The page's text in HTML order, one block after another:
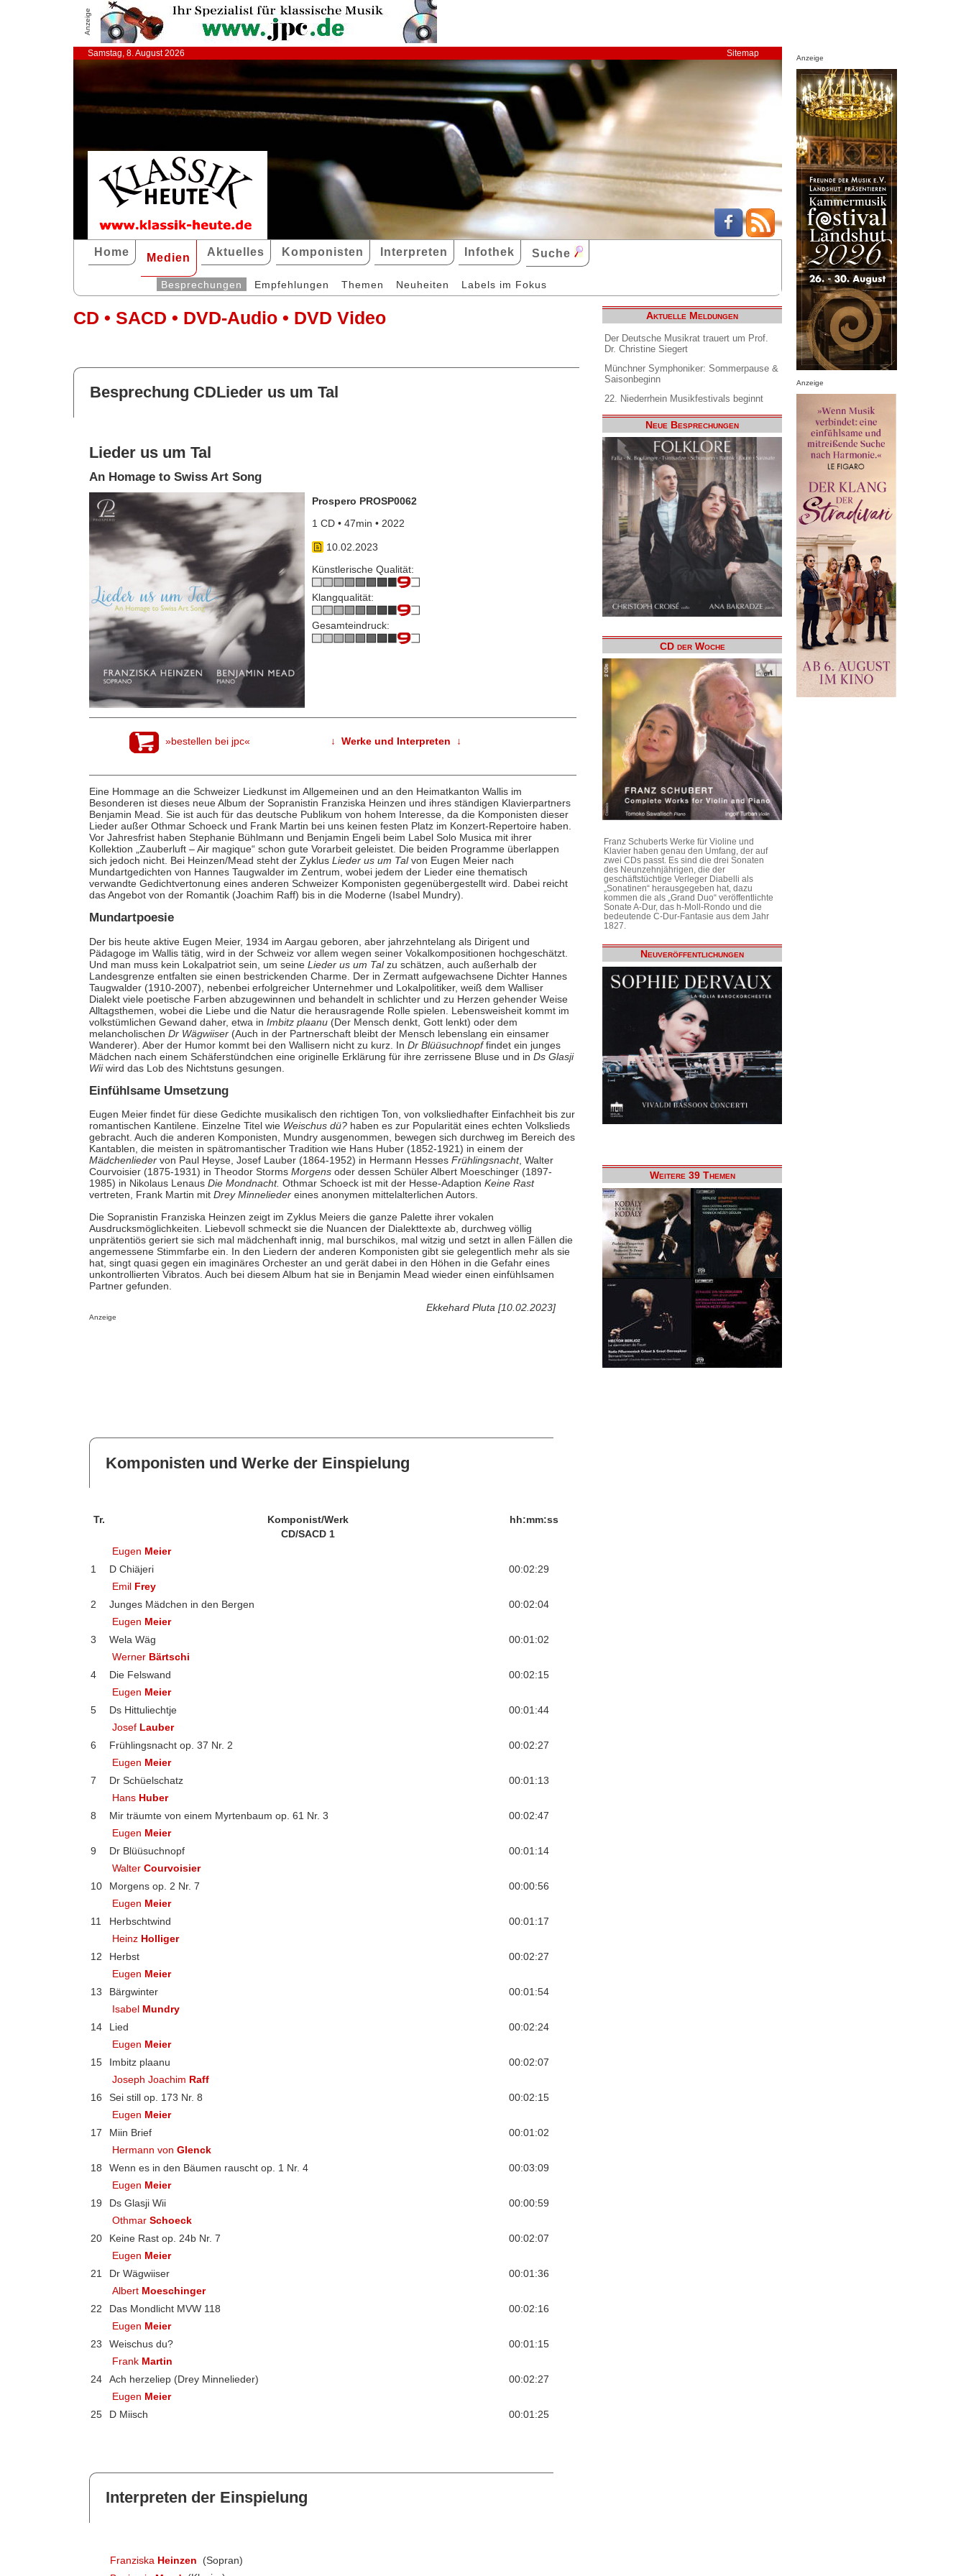
Anzeige
Samstag, 8. August 2026 Sitemap
Home Medien Aktuelles Komponisten Interpreten Infothek Suche
Besprechungen Empfehlungen Themen Neuheiten Labels im Fokus
CD • SACD • DVD-Audio • DVD Video
Besprechung CDLieder us um Tal
Lieder us um Tal
An Homage to Swiss Art Song
Prospero PROSP0062
1 CD • 47min • 2022
10.02.2023
Künstlerische Qualität:
Klangqualität:
Gesamteindruck:
»bestellen bei jpc« ↓ Werke und Interpreten ↓
Eine Hommage an die Schweizer Liedkunst im Allgemeinen und an den Heimatkanton Wallis im
Besonderen ist dieses neue Album der Sopranistin Franziska Heinzen und ihres ständigen Klavierpartners
Benjamin Mead. Sie ist auch für das deutsche Publikum von hohem Interesse, da die Komponisten dieser
Lieder außer Othmar Schoeck und Frank Martin bei uns keinen festen Platz im Konzert-Repertoire haben.
Vor Jahresfrist haben Stephanie Bühlmann und Benjamin Engeli beim Label Solo Musica mit ihrer
Kollektion „Zauberluft – Air magique“ schon gute Vorarbeit geleistet. Die beiden Programme überlappen
sich jedoch nicht. Bei Heinzen/Mead steht der Zyklus Lieder us um Talvon Eugen Meier nach
Mundartgedichten von Hannes Taugwalder im Zentrum, wobei jedem der Lieder eine thematisch
verwandte Gedichtvertonung eines anderen Schweizer Komponisten gegenübergestellt wird. Dabei reicht
das Angebot von der Romantik (Joachim Raff) bis in die Moderne (Isabel Mundry).
Mundartpoesie
Der bis heute aktive Eugen Meier, 1934 im Aargau geboren, aber jahrzehntelang als Dirigent und
Pädagoge im Wallis tätig, wird in der Schweiz vor allem wegen seiner Vokalkompositionen hochgeschätzt.
Und man muss kein Lokalpatriot sein, um seine Lieder us um Talzu schätzen, auch außerhalb der
Landesgrenze entfalten sie einen bestrickenden Charme. Der in Zermatt aufgewachsene Dichter Hannes
Taugwalder (1910-2007), nebenbei erfolgreicher Unternehmer und Lokalpolitiker, weiß dem Walliser
Dialekt viele poetische Farben abzugewinnen und behandelt in schlichter und zu Herzen gehender Weise
Alltagsthemen, wobei die Liebe und die Natur die herausragende Rolle spielen. Lebensweisheit kommt im
volkstümlichen Gewand daher, etwa in Imbitz plaanu(Der Mensch denkt, Gott lenkt) oder dem
melancholischen Dr Wägwiiser(Auch in der Partnerschaft bleibt der Mensch lebenslang ein einsamer
Wanderer). Aber der Humor kommt bei den Wallisern nicht zu kurz. In Dr Blüüsuchnopffindet ein junges
Mädchen nach einem Schäferstündchen eine originelle Erklärung für ihre zerrissene Bluse und in Ds Glasji
Wiiwird das Lob des Nichtstuns gesungen.
Einfühlsame Umsetzung
Eugen Meier findet für diese Gedichte musikalisch den richtigen Ton, von volksliedhafter Einfachheit bis zur
romantischen Kantilene. Einzelne Titel wie Weischus dü?haben es zur Popularität eines echten Volkslieds
gebracht. Auch die anderen Komponisten, Mundry ausgenommen, bewegen sich durchweg im Bereich des
Kantablen, die meisten in spätromantischer Tradition wie Hans Huber (1852-1921) in einem der
Mädchenlieder von Paul Heyse, Josef Lauber (1864-1952) in Hermann Hesses Frühlingsnacht, Walter
Courvoisier (1875-1931) in Theodor Storms Morgensoder dessen Schüler Albert Moeschinger (1897-
1985) in Nikolaus Lenaus Die Mondnacht. Othmar Schoeck ist mit der Hesse-Adaption Keine Rast
vertreten, Frank Martin mit Drey Minneliedereines anonymen mittelalterlichen Autors.
Die Sopranistin Franziska Heinzen zeigt im Zyklus Meiers die ganze Palette ihrer vokalen
Ausdrucksmöglichkeiten. Liebevoll schmeckt sie die Nuancen der Dialekttexte ab, durchweg völlig
unprätentiös geriert sie sich mal mädchenhaft innig, mal burschikos, mal witzig und setzt in allen Fällen die
angemessene Stimmfarbe ein. In den Liedern der anderen Komponisten gibt sie gelegentlich mehr als sie
hat, singt quasi gegen ein imaginäres Orchester an und gerät dabei in den Höhen in die Gefahr eines
unkontrollierten Vibratos. Auch bei diesem Album hat sie in Benjamin Mead wieder einen einfühlsamen
Partner gefunden.
Ekkehard Pluta [10.02.2023]
Anzeige
Komponisten und Werke der Einspielung
Tr. Komponist/Werk
hh:mm:ss
CD/SACD 1
Eugen Meier
1
D Chiäjeri
00:02:29
Emil Frey
2
Junges Mädchen in den Bergen
00:02:04
Eugen Meier
3
Wela Wäg
00:01:02
Werner Bärtschi
4
Die Felswand
00:02:15
Eugen Meier
5
Ds Hittuliechtje
00:01:44
Josef Lauber
6
Frühlingsnacht op. 37 Nr. 2
00:02:27
Eugen Meier
7
Dr Schüelschatz
00:01:13
Hans Huber
8
Mir träumte von einem Myrtenbaum op. 61 Nr. 3
00:02:47
Eugen Meier
9
Dr Blüüsuchnopf
00:01:14
WalterCourvoisier
10
Morgens op. 2 Nr. 7
00:00:56
Eugen Meier
11
Herbschtwind
00:01:17
Heinz Holliger
12
Herbst
00:02:27
Eugen Meier
13
Bärgwinter
00:01:54
Isabel Mundry
14
Lied
00:02:24
Eugen Meier
15
Imbitz plaanu
00:02:07
Joseph Joachim Raff
16
Sei still op. 173 Nr. 8
00:02:15
Eugen Meier
17
Miin Brief
00:01:02
Hermann vonGlenck
18
Wenn es in den Bäumen rauscht op. 1 Nr. 4
00:03:09
Eugen Meier
19
Ds Glasji Wii
00:00:59
OthmarSchoeck
20
Keine Rast op. 24b Nr. 7
00:02:07
Eugen Meier
21
Dr Wägwiiser
00:01:36
Albert Moeschinger
22
Das Mondlicht MVW 118
00:02:16
Eugen Meier
23
Weischus du?
00:01:15
Frank Martin
24
Ach herzeliep (Drey Minnelieder)
00:02:27
Eugen Meier
25
D Miisch 00:01:25
Interpreten der Einspielung
Franziska Heinzen
(Sopran)
Aktuelle Meldungen
Der Deutsche Musikrat trauert um Prof.
Dr. Christine Siegert
Münchner Symphoniker: Sommerpause &
Saisonbeginn
22. Niederrhein Musikfestivals beginnt
Neue Besprechungen
CD der Woche
Franz Schuberts Werke für Violine und
Klavier haben genau den Umfang, der auf
zwei CDs passt. Es sind die drei Sonaten
des Neunzehnjährigen, die der
geschäftstüchtige Verleger Diabelli als
„Sonatinen“ herausgegeben hat, dazu
kommen die als „Grand Duo“ veröffentlichte
Sonate A-Dur, das h-Moll-Rondo und die
bedeutende C-Dur-Fantasie aus dem Jahr
1827.
Neuveröffentlichungen
Weitere 39 Themen
Anzeige
Anzeige